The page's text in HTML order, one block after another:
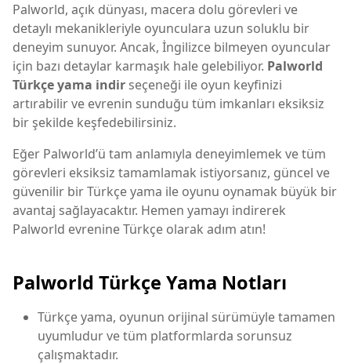
Palworld, açık dünyası, macera dolu görevleri ve
detaylı mekanikleriyle oyunculara uzun soluklu bir
deneyim sunuyor. Ancak, İngilizce bilmeyen oyuncular
için bazı detaylar karmaşık hale gelebiliyor. Palworld
Türkçe yama indir seçeneği ile oyun keyfinizi
artırabilir ve evrenin sunduğu tüm imkanları eksiksiz
bir şekilde keşfedebilirsiniz.
Eğer Palworld’ü tam anlamıyla deneyimlemek ve tüm
görevleri eksiksiz tamamlamak istiyorsanız, güncel ve
güvenilir bir Türkçe yama ile oyunu oynamak büyük bir
avantaj sağlayacaktır. Hemen yamayı indirerek
Palworld evrenine Türkçe olarak adım atın!
Palworld Türkçe Yama Notları
Türkçe yama, oyunun orijinal sürümüyle tamamen
uyumludur ve tüm platformlarda sorunsuz
çalışmaktadır.